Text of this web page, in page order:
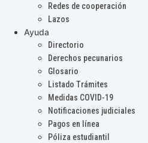
Redes de cooperación
Lazos
Ayuda
Directorio
Derechos pecunarios
Glosario
Listado Trámites
Medidas COVID-19
Notificaciones judiciales
Pagos en línea
Póliza estudiantil